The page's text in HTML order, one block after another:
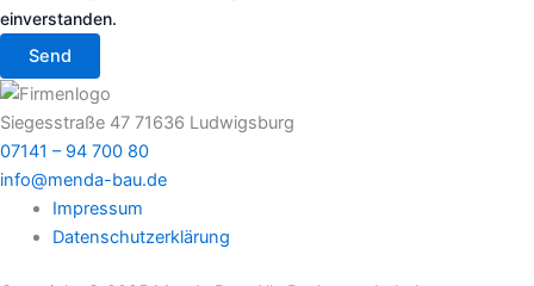
einverstanden.
Send
Siegesstraße 47 71636 Ludwigsburg
07141 – 94 700 80
info@menda-bau.de
Impressum
Datenschutz­erklärung